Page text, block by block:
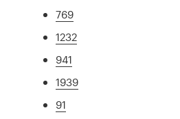
769
1232
941
1939
91